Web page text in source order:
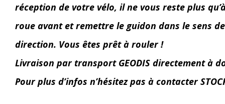
réception de votre vélo, il ne vous reste plus
roue avant et remettre le guidon dans le sens
direction. Vous êtes prêt à rouler !
Livraison par transport GEODIS directement à
Pour plus d’infos n’hésitez pas à contacter